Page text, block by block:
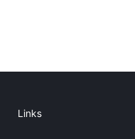
Links